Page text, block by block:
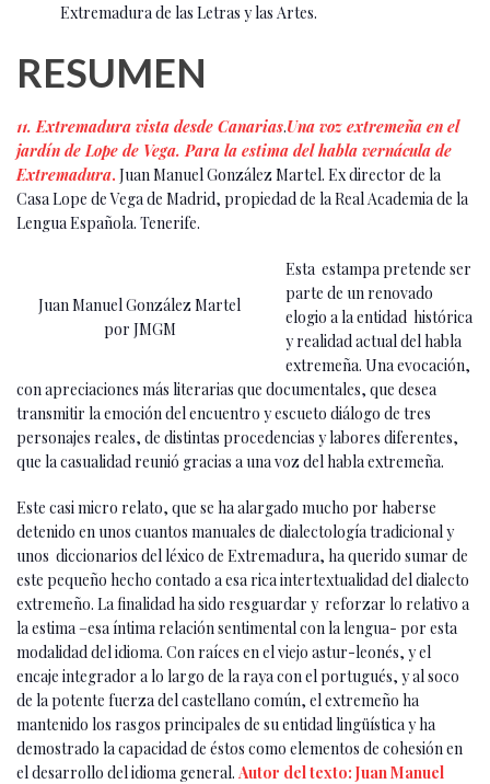
Extremadura de las Letras y las Artes.
RESUMEN
11. Extremadura vista desde Canarias.Una voz extremeña en el
jardín de Lope de Vega. Para la estima del habla vernácula de
Extremadura. Juan Manuel González Martel. Ex director de la
Casa Lope de Vega de Madrid, propiedad de la Real Academia de la
Lengua Española. Tenerife.
Juan Manuel González Martel
por JMGM
Esta estampa pretende ser
parte de un renovado
elogio a la entidad histórica
y realidad actual del habla
extremeña. Una evocación,
con apreciaciones más literarias que documentales, que desea
transmitir la emoción del encuentro y escueto diálogo de tres
personajes reales, de distintas procedencias y labores diferentes,
que la casualidad reunió gracias a una voz del habla extremeña.
Este casi micro relato, que se ha alargado mucho por haberse
detenido en unos cuantos manuales de dialectología tradicional y
unos diccionarios del léxico de Extremadura, ha querido sumar de
este pequeño hecho contado a esa rica intertextualidad del dialecto
extremeño. La finalidad ha sido resguardar y reforzar lo relativo a
la estima –esa íntima relación sentimental con la lengua- por esta
modalidad del idioma. Con raíces en el viejo astur-leonés, y el
encaje integrador a lo largo de la raya con el portugués, y al soco
de la potente fuerza del castellano común, el extremeño ha
mantenido los rasgos principales de su entidad lingüística y ha
demostrado la capacidad de éstos como elementos de cohesión en
el desarrollo del idioma general. Autor del texto: Juan Manuel